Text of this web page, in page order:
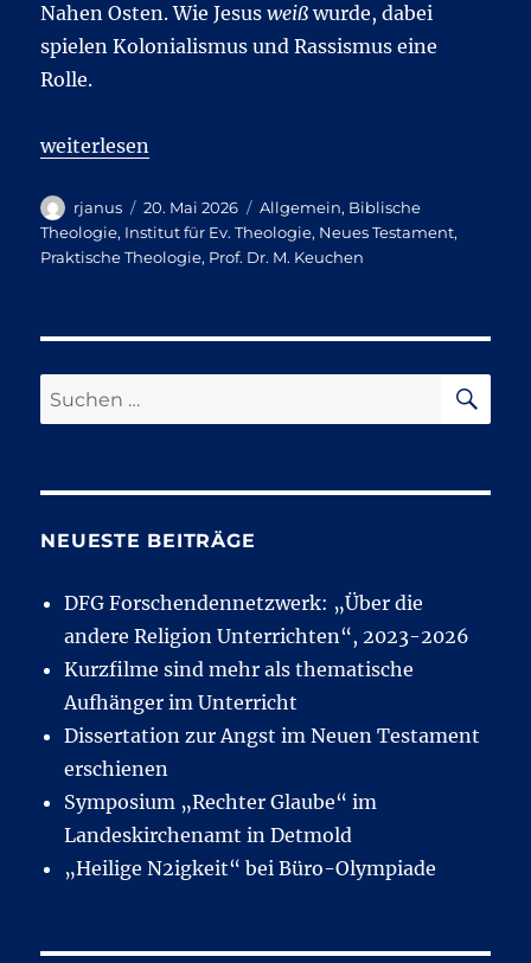
Nahen Osten. Wie Jesusweißwurde, dabei
spielen Kolonialismus und Rassismus eine
Rolle.
„Blond und blauäugig. Podcast mit Marion Keuchen
weiterlesen
Autor
rjanus
Veröffentlicht
am
20. Mai 2026 Kategorien
Allgemein, Biblische
Theologie, Institut für Ev. Theologie, Neues Testament,
Praktische Theologie, Prof. Dr. M. Keuchen
Suchen
nach:
NEUESTE BEITRÄGE
DFG Forschendennetzwerk: „Über die
andere Religion Unterrichten“, 2023-2026
Kurzfilme sind mehr als thematische
Aufhänger im Unterricht
Dissertation zur Angst im Neuen Testament
erschienen
Symposium „Rechter Glaube“ im
Landeskirchenamt in Detmold
„Heilige N2igkeit“ bei Büro-Olympiade